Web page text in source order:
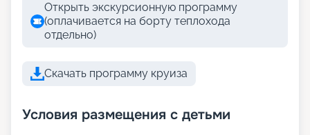
Открыть экскурсионную программу
(оплачивается на борту теплохода
отдельно)
Скачать программу круиза
Условия размещения с детьми